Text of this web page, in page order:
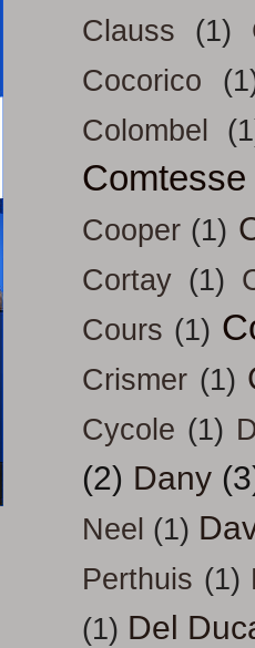
Clauss
(1)
Cocorico
Colombel
Cooper (1)
Cortay (1)
Cours (1)
Crismer (1)
Cycole (1)
(2) Dany
Neel (1)
Perthuis (1)
(1) Del